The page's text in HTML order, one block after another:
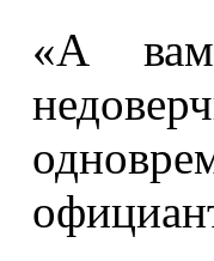
«А вам